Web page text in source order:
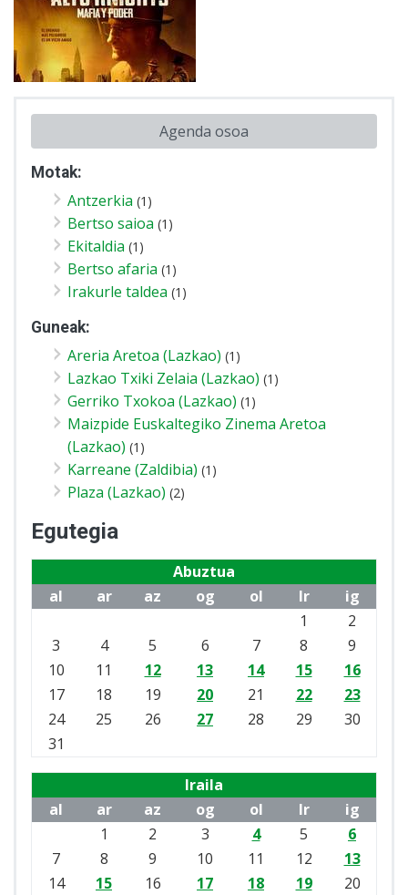
Agenda osoa
Motak:
Antzerkia (1)
Bertso saioa (1)
Ekitaldia (1)
Bertso afaria (1)
Irakurle taldea (1)
Guneak:
Areria Aretoa (Lazkao) (1)
Lazkao Txiki Zelaia (Lazkao) (1)
Gerriko Txokoa (Lazkao) (1)
Maizpide Euskaltegiko Zinema Aretoa
(Lazkao) (1)
Karreane (Zaldibia) (1)
Plaza (Lazkao) (2)
Egutegia
Abuztua
al
ar az og ol lr
ig
1
2
3
4 5 6 7 8
9
10
11 12 13 14 15
16
17
18 19 20 21 22
23
24
25 26 27 28 29
30
31
Iraila
al
ar az og ol lr
ig
1
2 3 4 5
6
7
8 9 10 11 12
13
14
15 16 17 18 19
20